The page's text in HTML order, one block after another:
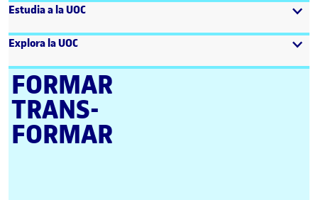
Estudia a la UOC
Explora la UOC
FORMAR
TRANS­
FORMAR